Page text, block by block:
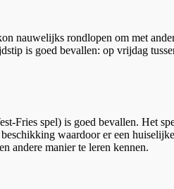
nauwelijks rondlopen om met
is goed bevallen: op vrijdag
Fries spel) is goed bevallen. Het
waardoor er een
andere manier te leren kennen.